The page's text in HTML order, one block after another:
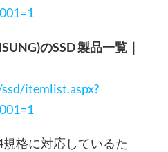
のSSD 製品一覧｜
itemlist.aspx?
格に対応しているた